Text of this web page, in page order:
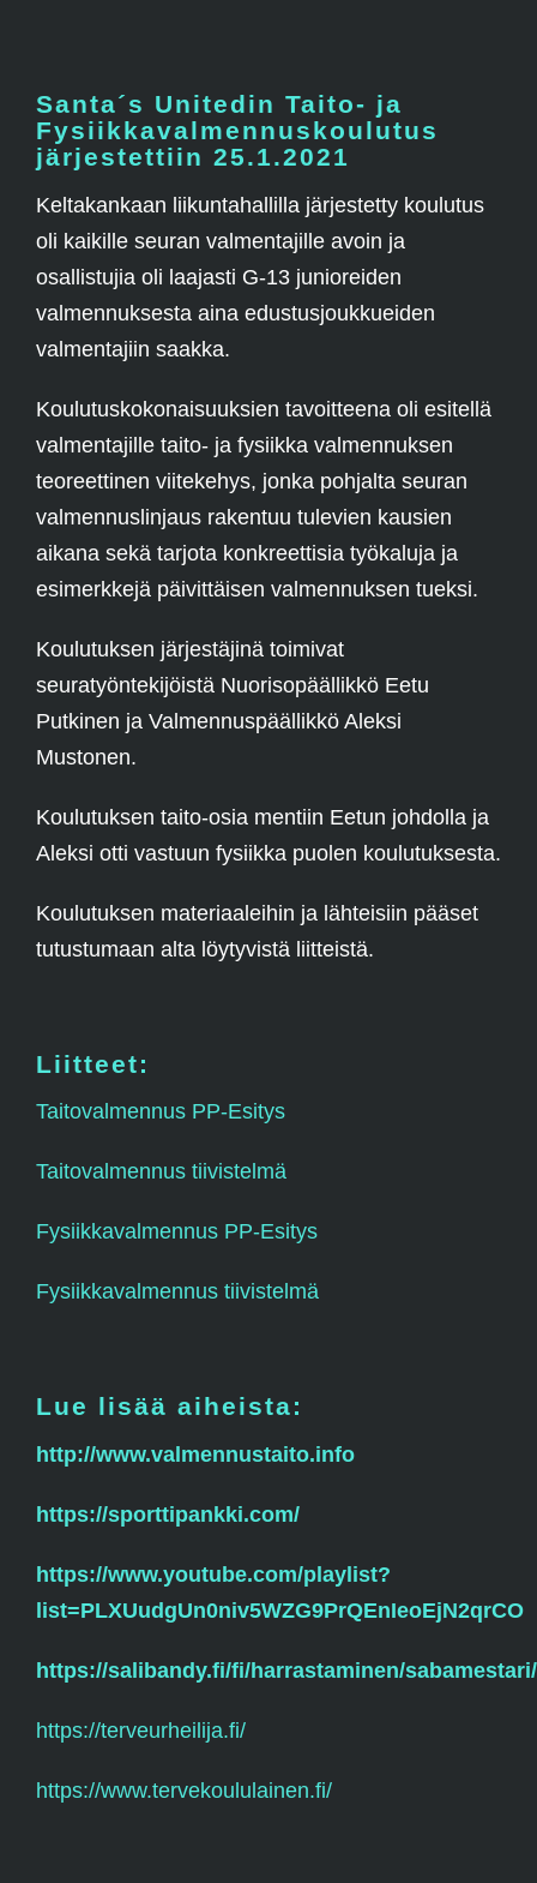
Santa´s Unitedin Taito- ja
Fysiikkavalmennuskoulutus
järjestettiin 25.1.2021
Keltakankaan liikuntahallilla järjestetty koulutus
oli kaikille seuran valmentajille avoin ja
osallistujia oli laajasti G-13 junioreiden
valmennuksesta aina edustusjoukkueiden
valmentajiin saakka.
Koulutuskokonaisuuksien tavoitteena oli esitellä
valmentajille taito- ja fysiikka valmennuksen
teoreettinen viitekehys, jonka pohjalta seuran
valmennuslinjaus rakentuu tulevien kausien
aikana sekä tarjota konkreettisia työkaluja ja
esimerkkejä päivittäisen valmennuksen tueksi.
Koulutuksen järjestäjinä toimivat
seuratyöntekijöistä Nuorisopäällikkö Eetu
Putkinen ja Valmennuspäällikkö Aleksi
Mustonen.
Koulutuksen taito-osia mentiin Eetun johdolla ja
Aleksi otti vastuun fysiikka puolen koulutuksesta.
Koulutuksen materiaaleihin ja lähteisiin pääset
tutustumaan alta löytyvistä liitteistä.
Liitteet:
Taitovalmennus PP-Esitys
Taitovalmennus tiivistelmä
Fysiikkavalmennus PP-Esitys
Fysiikkavalmennus tiivistelmä
Lue lisää aiheista:
http://www.valmennustaito.info
https://sporttipankki.com/
https://www.youtube.com/playlist?
list=PLXUudgUn0niv5WZG9PrQEnIeoEjN2qrCO
https://salibandy.fi/fi/harrastaminen/sabamestari/
https://terveurheilija.fi/
https://www.tervekoululainen.fi/